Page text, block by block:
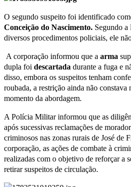
O segundo suspeito foi identificado
Conceição do Nascimento. Segundo a
diversos procedimentos policiais, ele
A corporação informou que a arma
dupla foi descartada durante a fuga e
disso, embora os suspeitos tenham
roubada, a restrição ainda não constava
momento da abordagem.
A Polícia Militar informou que as
após sucessivas reclamações de
criminosos nas zonas rurais de José de
corporação, as ações de combate à
realizadas com o objetivo de reforçar a
retirar suspeitos de circulação.